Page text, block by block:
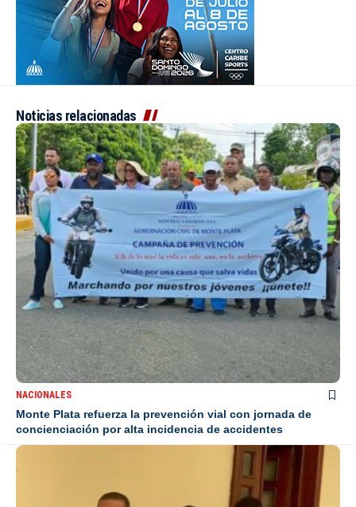
Noticias relacionadas
NACIONALES
Monte Plata refuerza la prevención vial con jornada de
concienciación por alta incidencia de accidentes